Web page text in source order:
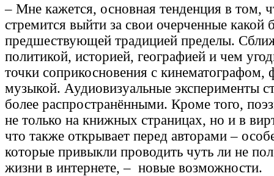
– Мне кажется, основная тенденция в том,
стремится выйти за свои очерченные
предшествующей традицией пределы.
политикой, историей, географией и чем
точки соприкосновения с кинематографом,
музыкой. Аудиовизуальные эксперименты
более распространёнными. Кроме того,
не только на книжных страницах, но и в
что также открывает перед авторами –
которые привыкли проводить чуть ли не
жизни в интернете, – новые возможности.